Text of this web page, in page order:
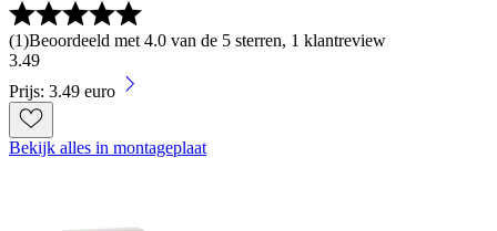
(1)Beoordeeld met 4.0 van de 5 sterren, 1 klantreview
3.49
Prijs: 3.49 euro
Bekijk alles in montageplaat